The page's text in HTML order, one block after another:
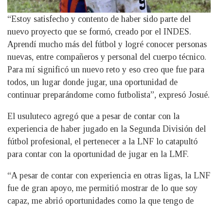
“Estoy satisfecho y contento de haber sido parte del
nuevo proyecto que se formó, creado por el INDES.
Aprendí mucho más del fútbol y logré conocer personas
nuevas, entre compañeros y personal del cuerpo técnico.
Para mí significó un nuevo reto y eso creo que fue para
todos, un lugar donde jugar, una oportunidad de
continuar preparándome como futbolista”, expresó Josué.
El usuluteco agregó que a pesar de contar con la
experiencia de haber jugado en la Segunda División del
fútbol profesional, el pertenecer a la LNF lo catapultó
para contar con la oportunidad de jugar en la LMF.
“A pesar de contar con experiencia en otras ligas, la LNF
fue de gran apoyo, me permitió mostrar de lo que soy
capaz, me abrió oportunidades como la que tengo de